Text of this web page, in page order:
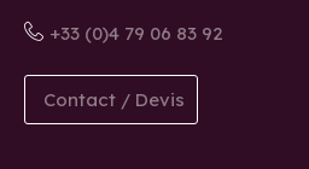
+33 (0)4 79 06 83 92
Contact / Devis